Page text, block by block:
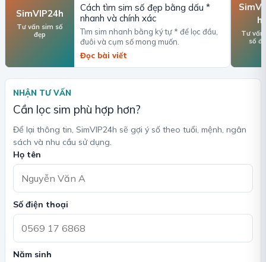
SimVIP24h
Tư vấn sim số
đẹp
Cách tìm sim số đẹp bằng dấu *
nhanh và chính xác
Tìm sim nhanh bằng ký tự * để lọc đầu,
đuôi và cụm số mong muốn.
Đọc bài viết
h
Tư vấn
số
NHẬN TƯ VẤN
Cần lọc sim phù hợp hơn?
Để lại thông tin, SimVIP24h sẽ gợi ý số theo tuổi, mệnh, ngân
sách và nhu cầu sử dụng.
Họ tên
Số điện thoại
Năm sinh